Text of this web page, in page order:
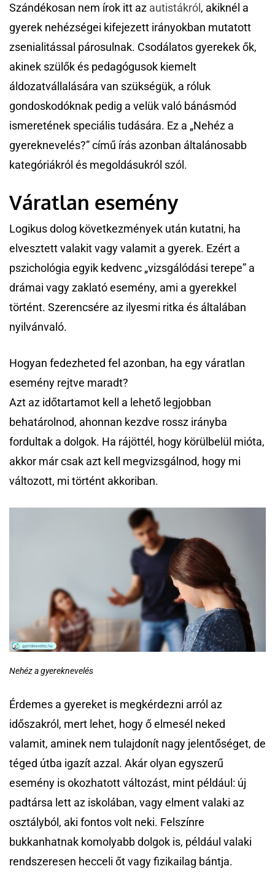
Szándékosan nem írok itt az autistákról , akiknél a
gyerek nehézségei kifejezett irányokban mutatott
zsenialitással párosulnak. Csodálatos gyerekek ők,
akinek szülők és pedagógusok kiemelt
áldozatvállalására van szükségük, a róluk
gondoskodóknak pedig a velük való bánásmód
ismeretének speciális tudására. Ez a „Nehéz a
gyereknevelés?” című írás azonban általánosabb
kategóriákról és megoldásukról szól.
Váratlan esemény
Logikus dolog következmények után kutatni, ha
elvesztett valakit vagy valamit a gyerek. Ezért a
pszichológia egyik kedvenc „vizsgálódási terepe” a
drámai vagy zaklató esemény, ami a gyerekkel
történt. Szerencsére az ilyesmi ritka és általában
nyilvánvaló.
Hogyan fedezheted fel azonban, ha egy váratlan
esemény rejtve maradt?
Azt az időtartamot kell a lehető legjobban
behatárolnod, ahonnan kezdve rossz irányba
fordultak a dolgok. Ha rájöttél, hogy körülbelül mióta,
akkor már csak azt kell megvizsgálnod, hogy mi
változott, mi történt akkoriban.
Nehéz a gyereknevelés
Érdemes a gyereket is megkérdezni arról az
időszakról, mert lehet, hogy ő elmesél neked
valamit, aminek nem tulajdonít nagy jelentőséget, de
téged útba igazít azzal. Akár olyan egyszerű
esemény is okozhatott változást, mint például: új
padtársa lett az iskolában, vagy elment valaki az
osztályból, aki fontos volt neki. Felszínre
bukkanhatnak komolyabb dolgok is, például valaki
rendszeresen hecceli őt vagy fizikailag bántja.